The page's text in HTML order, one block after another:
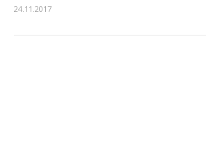
24.11.2017